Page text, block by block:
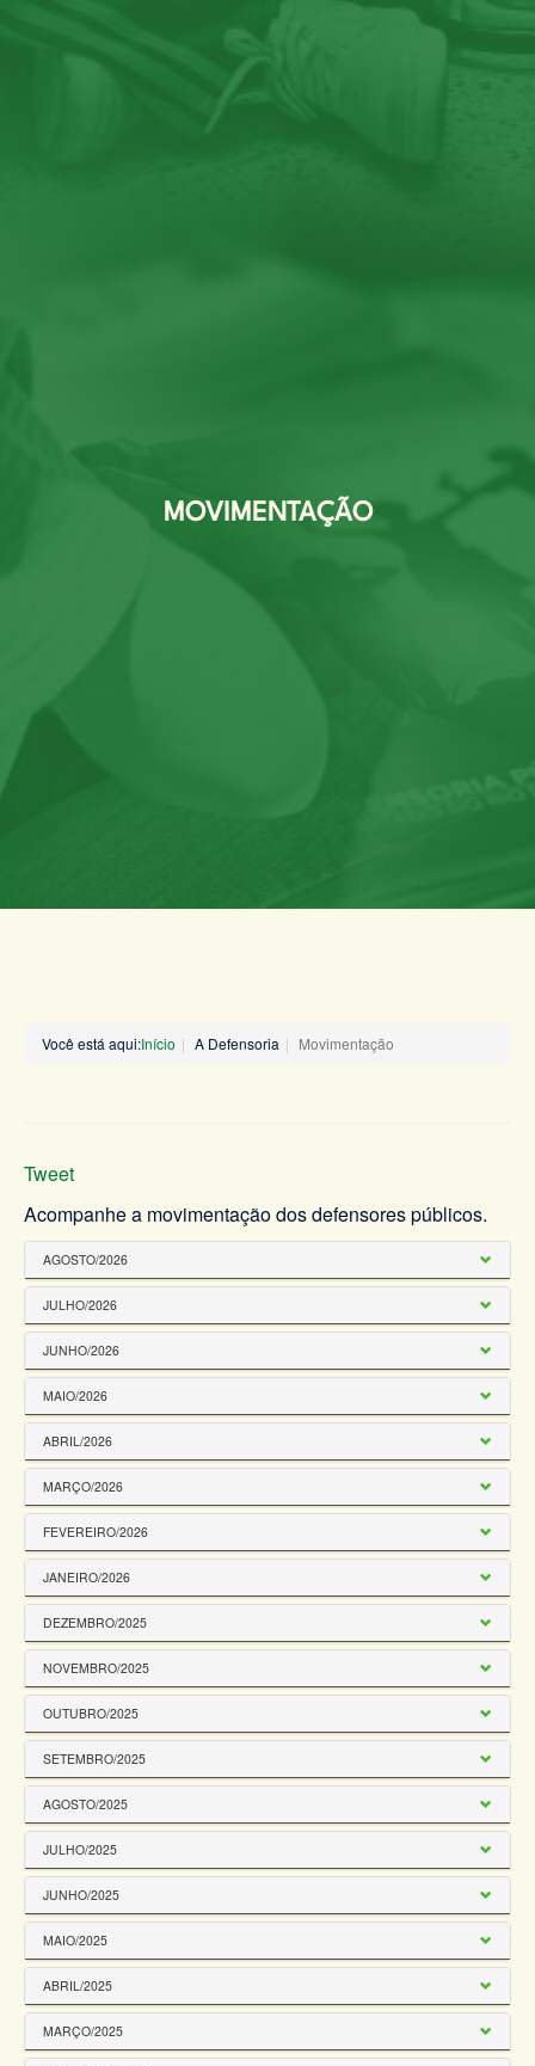
MOVIMENTAÇÃO
Você está aqui:Início A Defensoria Movimentação
Tweet
Acompanhe a movimentação dos defensores públicos.
AGOSTO/2026
JULHO/2026
JUNHO/2026
MAIO/2026
ABRIL/2026
MARÇO/2026
FEVEREIRO/2026
JANEIRO/2026
DEZEMBRO/2025
NOVEMBRO/2025
OUTUBRO/2025
SETEMBRO/2025
AGOSTO/2025
JULHO/2025
JUNHO/2025
MAIO/2025
ABRIL/2025
MARÇO/2025